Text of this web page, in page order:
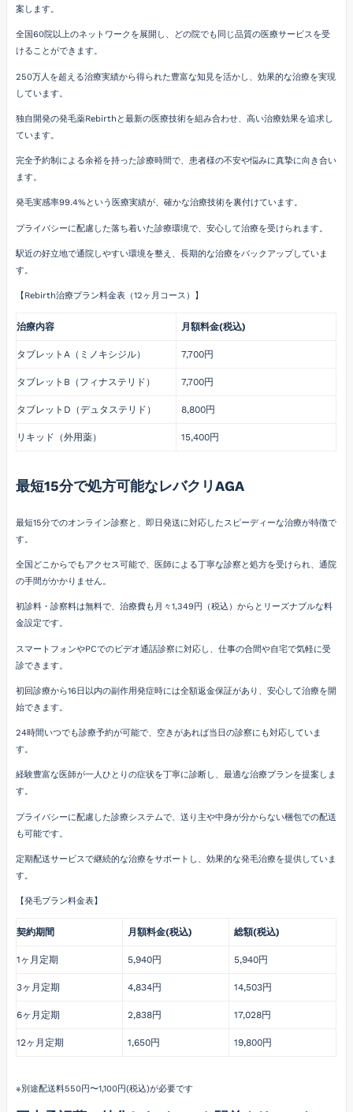
案します。
全国60院以上のネットワークを展開し、どの院でも同じ品質の医療サービスを受
けることができます。
250万人を超える治療実績から得られた豊富な知見を活かし、効果的な治療を実現
しています。
独自開発の発毛薬Rebirthと最新の医療技術を組み合わせ、高い治療効果を追求し
ています。
完全予約制による余裕を持った診療時間で、患者様の不安や悩みに真摯に向き合い
ます。
発毛実感率99.4%という医療実績が、確かな治療技術を裏付けています。
プライバシーに配慮した落ち着いた診療環境で、安心して治療を受けられます。
駅近の好立地で通院しやすい環境を整え、長期的な治療をバックアップしていま
す。
【Rebirth治療プラン料金表（12ヶ月コース）】
治療内容 月額料金(税込)
タブレットA（ミノキシジル） 7,700円
タブレットB（フィナステリド） 7,700円
タブレットD（デュタステリド） 8,800円
リキッド（外用薬） 15,400円
最短15分で処方可能なレバクリAGA
最短15分でのオンライン診察と、即日発送に対応したスピーディーな治療が特徴で
す。
全国どこからでもアクセス可能で、医師による丁寧な診察と処方を受けられ、通院
の手間がかかりません。
初診料・診察料は無料で、治療費も月々1,349円（税込）からとリーズナブルな料
金設定です。
スマートフォンやPCでのビデオ通話診察に対応し、仕事の合間や自宅で気軽に受
診できます。
初回診療から16日以内の副作用発症時には全額返金保証があり、安心して治療を開
始できます。
24時間いつでも診療予約が可能で、空きがあれば当日の診察にも対応していま
す。
経験豊富な医師が一人ひとりの症状を丁寧に診断し、最適な治療プランを提案しま
す。
プライバシーに配慮した診療システムで、送り主や中身が分からない梱包での配送
も可能です。
定期配送サービスで継続的な治療をサポートし、効果的な発毛治療を提供していま
す。
【発毛プラン料金表】
契約期間 月額料金(税込) 総額(税込)
1ヶ月定期 5,940円 5,940円
3ヶ月定期 4,834円 14,503円
6ヶ月定期 2,838円 17,028円
12ヶ月定期 1,650円 19,800円
※別途配送料550円〜1,100円(税込)が必要です